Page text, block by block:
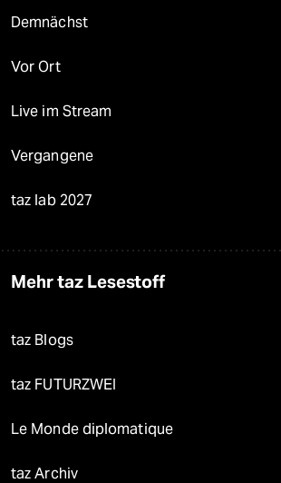
Demnächst
Vor Ort
Live im Stream
Vergangene
taz lab 2027
Mehr taz Lesestoff
taz Blogs
taz FUTURZWEI
Le Monde diplomatique
taz Archiv